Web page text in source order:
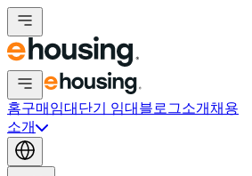
홈구매 임대 단기 임대 블로그소개 채용
소개